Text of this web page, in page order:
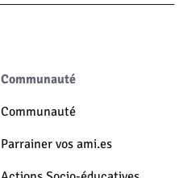
Communauté
Communauté
Parrainer vos ami.es